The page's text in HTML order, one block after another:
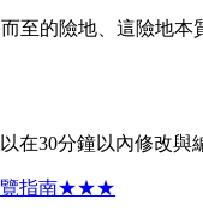
至的險地、這險地
在30分鐘以內修改
覽指南★★★